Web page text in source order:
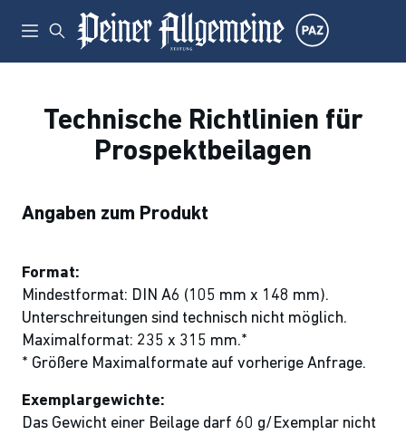
Technische Richtlinien für
Prospektbeilagen
Angaben zum Produkt
Format:
Mindestformat: DIN A6 (105 mm x 148 mm).
Unterschreitungen sind technisch nicht möglich.
Maximalformat: 235 x 315 mm.*
* Größere Maximalformate auf vorherige Anfrage.
Exemplargewichte:
Das Gewicht einer Beilage darf 60 g/Exemplar nicht